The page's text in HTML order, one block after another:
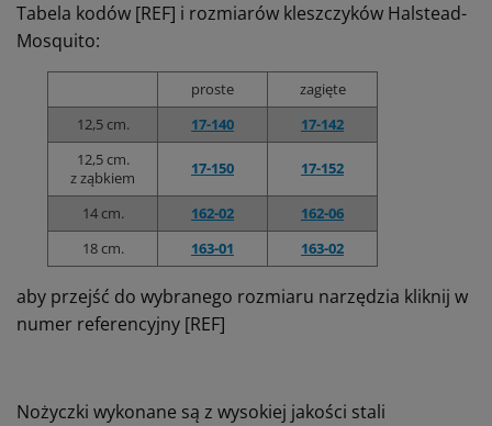
Tabela kodów [REF] i rozmiarów kleszczyków Halstead-
Mosquito:
proste
zagięte
12,5 cm.
17-140
17-142
12,5 cm.
z ząbkiem
17-150 17-152
14 cm. 162-02
162-06
18 cm.
163-01 163-02
aby przejść do wybranego rozmiaru narzędzia kliknij w
numer referencyjny [REF]
Nożyczki wykonane są z wysokiej jakości stali